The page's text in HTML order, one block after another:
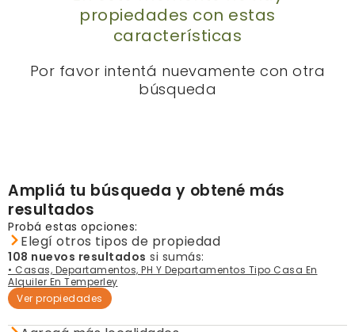
propiedades con estas
características
Por favor intentá nuevamente con otra
búsqueda
Ampliá tu búsqueda y obtené más
resultados
Probá estas opciones:
Elegí otros tipos de propiedad
108 nuevos resultados si sumás:
• Casas, Departamentos, PH Y Departamentos Tipo Casa En
Alquiler En Temperley
Ver propiedades